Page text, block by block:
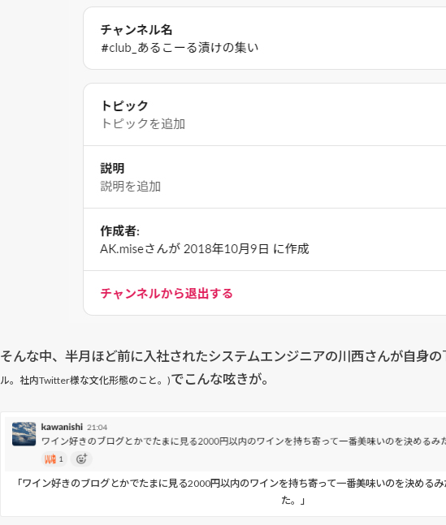
そんな中、半月ほど前に入社されたシステムエンジニアの川西さんが自身
ル。社内Twitter様な文化形態のこと。)でこんな呟きが。
「ワイン好きのブログとかでたまに見る2000円以内のワインを持ち寄って一番美味いのを決める
た。」